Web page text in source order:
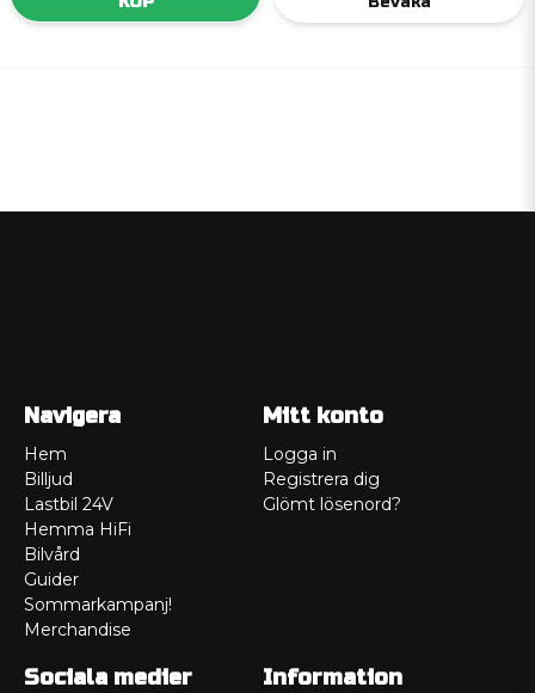
Navigera
Hem
Billjud
Lastbil 24V
Hemma HiFi
Bilvård
Guider
Sommarkampanj!
Merchandise
Mitt konto
Logga in
Registrera dig
Glömt lösenord?
Sociala medier Information